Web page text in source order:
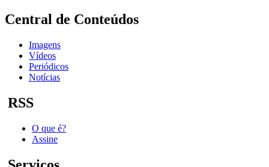
Central de Conteúdos
Imagens
Vídeos
Periódicos
Notícias
RSS
O que é?
Assine